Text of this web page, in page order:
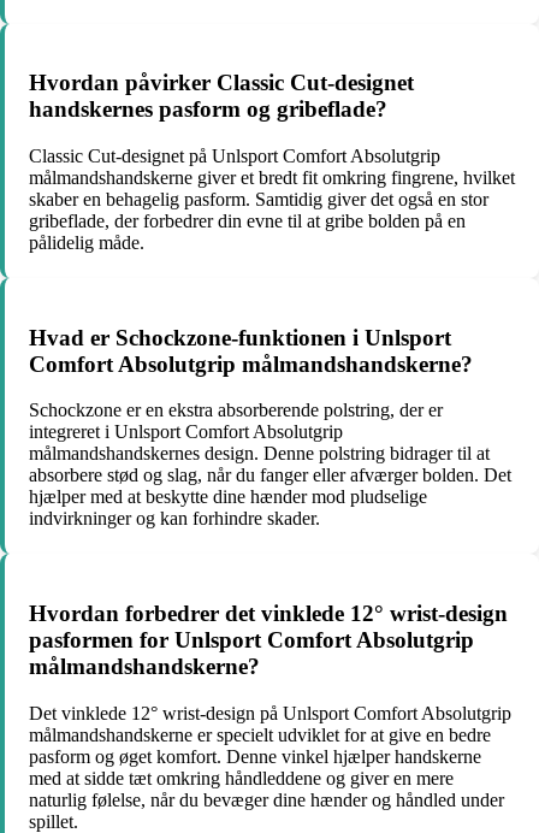
Hvordan påvirker Classic Cut-designet
handskernes pasform og gribeflade?
Classic Cut-designet på Unlsport Comfort Absolutgrip
målmandshandskerne giver et bredt fit omkring fingrene, hvilket
skaber en behagelig pasform. Samtidig giver det også en stor
gribeflade, der forbedrer din evne til at gribe bolden på en
pålidelig måde.
Hvad er Schockzone-funktionen i Unlsport
Comfort Absolutgrip målmandshandskerne?
Schockzone er en ekstra absorberende polstring, der er
integreret i Unlsport Comfort Absolutgrip
målmandshandskernes design. Denne polstring bidrager til at
absorbere stød og slag, når du fanger eller afværger bolden. Det
hjælper med at beskytte dine hænder mod pludselige
indvirkninger og kan forhindre skader.
Hvordan forbedrer det vinklede 12° wrist-design
pasformen for Unlsport Comfort Absolutgrip
målmandshandskerne?
Det vinklede 12° wrist-design på Unlsport Comfort Absolutgrip
målmandshandskerne er specielt udviklet for at give en bedre
pasform og øget komfort. Denne vinkel hjælper handskerne
med at sidde tæt omkring håndleddene og giver en mere
naturlig følelse, når du bevæger dine hænder og håndled under
spillet.